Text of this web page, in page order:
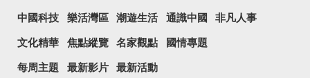
中國科技 樂活灣區 潮遊生活 通識中國 非凡人事
文化精華 焦點縱覽 名家觀點 國情專題
每周主題 最新影片 最新活動